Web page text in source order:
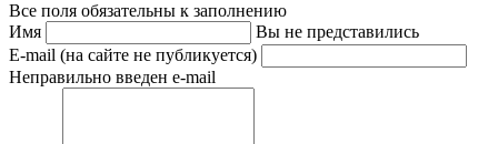
Все поля обязательны к заполнению
Имя
Вы не представились
E-mail (на сайте не публикуется)
Неправильно введен e-mail